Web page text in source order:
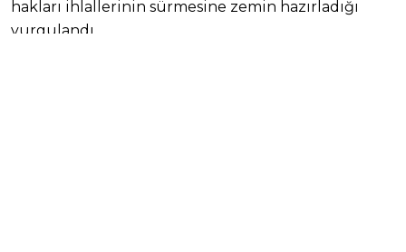
hakları ihlallerinin sürmesine zemin hazırladığı
vurgulandı.